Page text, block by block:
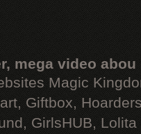
mega video abou
Magic
Giftbox,
GirlsHUB, Lolita